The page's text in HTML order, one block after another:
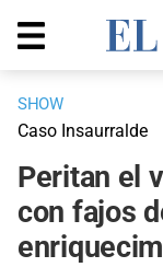
SHOW
Caso Insaurralde
Peritan el
con fajos